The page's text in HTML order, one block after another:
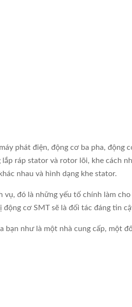
phát điện, động cơ ba pha, động
ráp stator và rotor lõi, khe cách
nhau và hình dạng khe stator.
đó là những yếu tố chính làm
cơ SMT sẽ là đối tác đáng tin
bạn như là một nhà cung cấp, một